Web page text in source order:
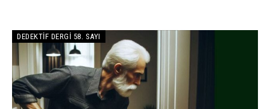
DEDEKTIF DERGI 58. SAYI